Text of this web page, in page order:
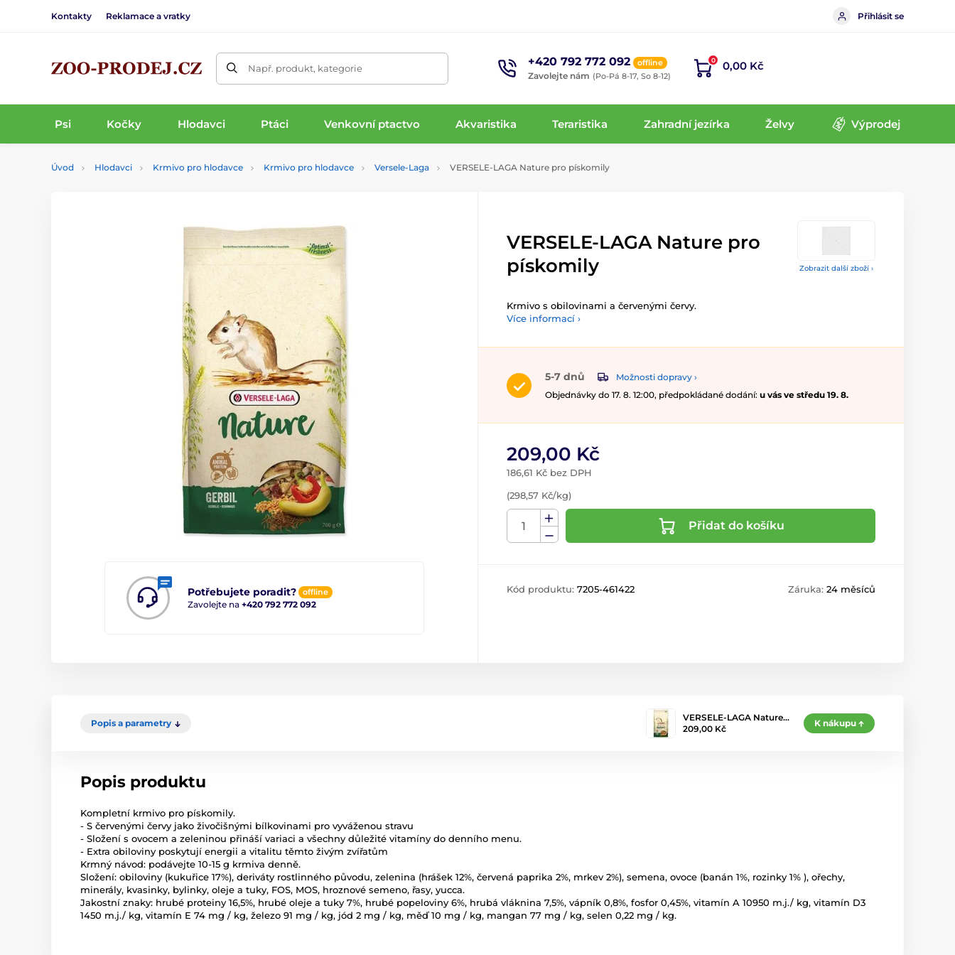
Kontakty Reklamace a vratky Přihlásit se
Např. produkt, kategorie +420 792 772 092 offline
Zavolejte nám (Po-Pá 8-17, So 8-12)
0 0,00 Kč
Psi Kočky Hlodavci Ptáci Venkovní ptactvo Akvaristika Teraristika Zahradní jezírka Želvy Výprodej
Úvod Hlodavci Krmivo pro hlodavce Krmivo pro hlodavce Versele-Laga VERSELE-LAGA Nature pro pískomily
Zobrazit další zboží ›
Potřebujete poradit? offline
Zavolejte na +420 792 772 092
VERSELE-LAGA Nature pro
pískomily
Krmivo s obilovinami a červenými červy.
Více informací ›
5-7 dnů
Možnosti dopravy ›
Objednávky do 17. 8. 12:00, předpokládané dodání: u vás ve středu 19. 8.
209,00 Kč
186,61 Kč bez DPH
(298,57 Kč/kg)
Přidat do košíku
Kód produktu: 7205-461422 Záruka: 24 měsíců
Popis a parametry
VERSELE-LAGA Nature…
209,00 Kč
K nákupu
Popis produktu
Kompletní krmivo pro pískomily.
- S červenými červy jako živočišnými bílkovinami pro vyváženou stravu
- Složení s ovocem a zeleninou přináší variaci a všechny důležité vitamíny do denního menu.
- Extra obiloviny poskytují energii a vitalitu těmto živým zvířatům
Krmný návod: podávejte 10-15 g krmiva denně.
Složení: obiloviny (kukuřice 17%), deriváty rostlinného původu, zelenina (hrášek 12%, červená paprika 2%, mrkev 2%), semena, ovoce (banán 1%, rozinky 1% ), ořechy,
minerály, kvasinky, bylinky, oleje a tuky, FOS, MOS, hroznové semeno, řasy, yucca.
Jakostní znaky: hrubé proteiny 16,5%, hrubé oleje a tuky 7%, hrubé popeloviny 6%, hrubá vláknina 7,5%, vápník 0,8%, fosfor 0,45%, vitamín A 10950 m.j./ kg, vitamín D3
1450 m.j./ kg, vitamín E 74 mg / kg, železo 91 mg / kg, jód 2 mg / kg, měď 10 mg / kg, mangan 77 mg / kg, selen 0,22 mg / kg.